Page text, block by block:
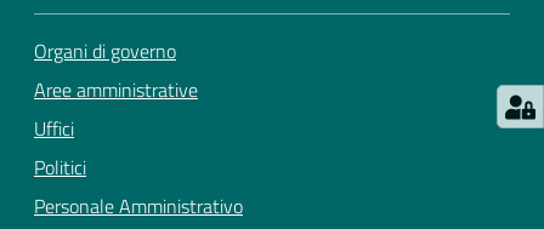
Organi di governo
Aree amministrative
Uffici
Politici
Personale Amministrativo